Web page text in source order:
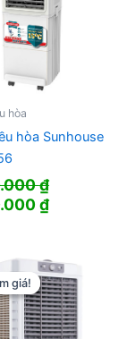
hòa
hòa Sunhouse
₫
₫.
₫Giá
là:
giá!
giá!